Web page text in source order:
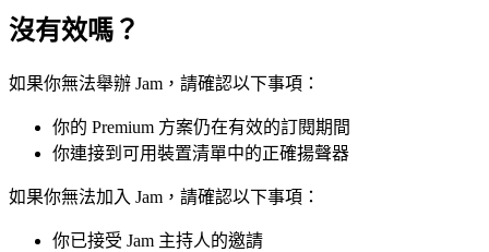
沒有效嗎？
如果你無法舉辦 Jam，請確認以下事項：
你的 Premium 方案仍在有效的訂閱期間
你連接到可用裝置清單中的正確揚聲器
如果你無法加入 Jam，請確認以下事項：
你已接受 Jam 主持人的邀請